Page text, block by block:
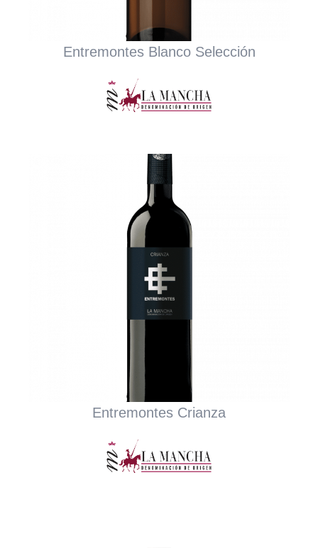
Entremontes Blanco Selección
Entremontes Crianza